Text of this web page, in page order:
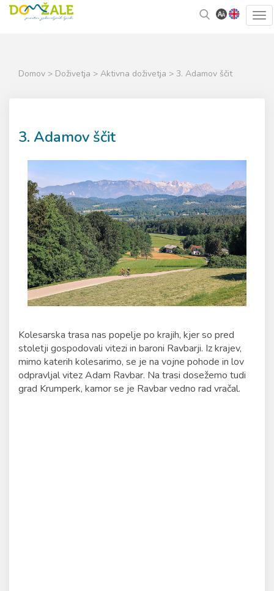
Skoči
na
Kazalo
strani
Domov > Doživetja > Aktivna doživetja > 3. Adamov ščit
3. Adamov ščit
Kolesarska trasa nas popelje po krajih, kjer so pred
stoletji gospodovali vitezi in baroni Ravbarji. Iz krajev,
mimo katerih kolesarimo, se je na vojne pohode in lov
odpravljal vitez Adam Ravbar. Na trasi dosežemo tudi
grad Krumperk, kamor se je Ravbar vedno rad vračal.